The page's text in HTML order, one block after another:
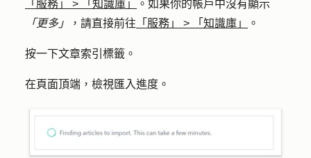
「服務」
> 「知識庫」
。如果你的帳戶中沒有顯示
「更多」
，請直接前往 「服務」 > 「知識庫」 。
按一下文章索引標籤。
在頁面頂端，檢視匯入進度。